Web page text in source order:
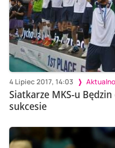
4 Lipiec 2017, 14:03
Siatkarze MKS-u
sukcesie